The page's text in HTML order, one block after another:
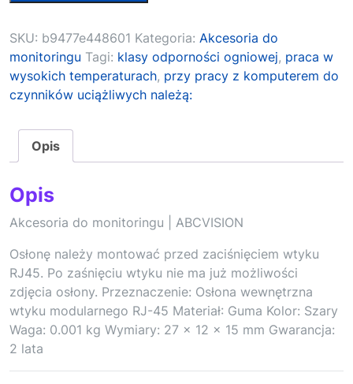
SKU: b9477e448601 Kategoria: Akcesoria do
monitoringu Tagi: klasy odporności ogniowej, praca w
wysokich temperaturach, przy pracy z komputerem do
czynników uciążliwych należą:
Opis
Opis
Akcesoria do monitoringu | ABCVISION
Osłonę należy montować przed zaciśnięciem wtyku
RJ45. Po zaśnięciu wtyku nie ma już możliwości
zdjęcia osłony. Przeznaczenie: Osłona wewnętrzna
wtyku modularnego RJ-45 Materiał: Guma Kolor: Szary
Waga: 0.001 kg Wymiary: 27 x 12 x 15 mm Gwarancja:
2 lata